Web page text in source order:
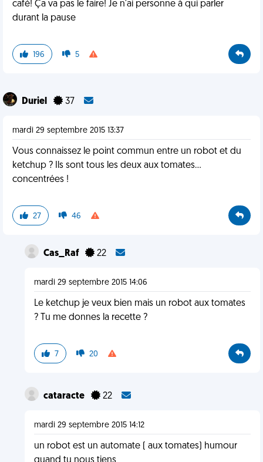
café! Ça va pas le faire! Je n'ai personne à qui parler
durant la pause
196 5
Duriel 37
mardi 29 septembre 2015 13:37
Vous connaissez le point commun entre un robot et du
ketchup ? Ils sont tous les deux aux tomates...
concentrées !
27 46
Cas_Raf 22
mardi 29 septembre 2015 14:06
Le ketchup je veux bien mais un robot aux tomates
? Tu me donnes la recette ?
7 20
cataracte 22
mardi 29 septembre 2015 14:12
un robot est un automate ( aux tomates) humour